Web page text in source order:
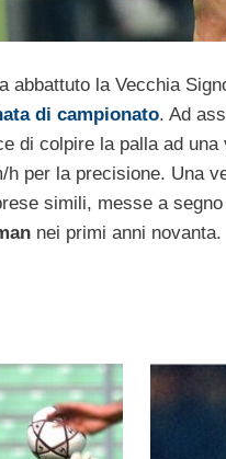
abbattuto la Vecchia
di campionato. Ad
di colpire la palla ad
h per la precisione. Una
simili, messe a
nei primi anni novanta.